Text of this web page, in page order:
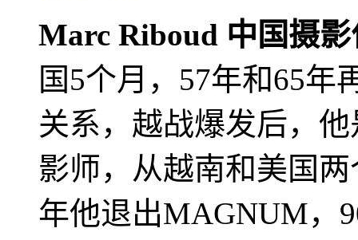
Marc Riboud 中国摄
国5个月，57年和65年
关系，越战爆发后，
影师，从越南和美国
年他退出MAGNUM，